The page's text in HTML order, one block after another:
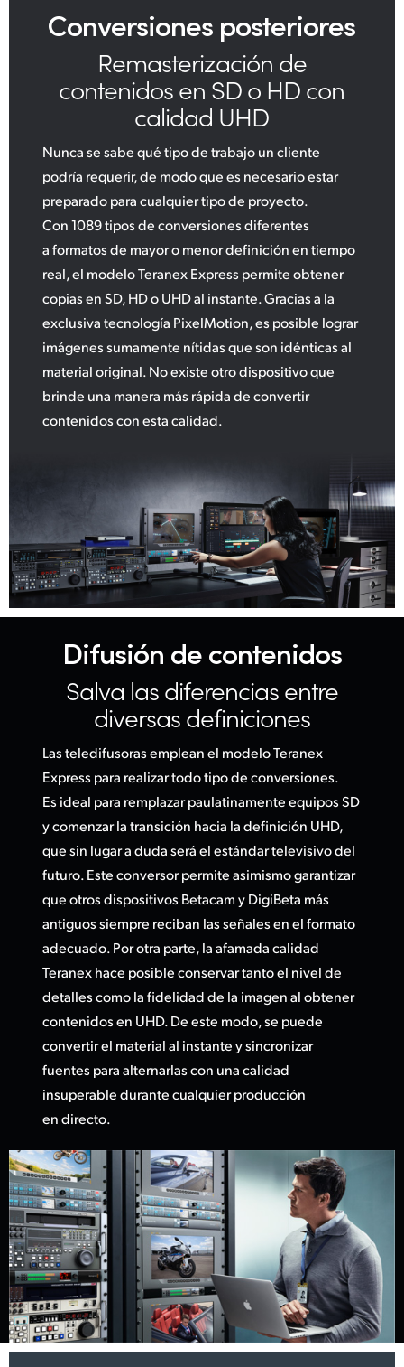
Conversiones posteriores
Remasterización de
contenidosen SD o HD con
calidad UHD
Nunca se sabe qué tipo de trabajo un cliente
podría requerir, de modo que es necesario estar
preparado para cualquier tipo de proyecto.
Con 1089 tipos de conversiones diferentes
a formatos de mayor o menor definición en tiempo
real, el modelo Teranex Express permite obtener
copias en SD, HD o UHD al instante. Gracias a la
exclusiva tecnología PixelMotion, es posible lograr
imágenes sumamente nítidas que son idénticas al
material original. No existe otro dispositivo que
brinde una manera más rápida de convertir
contenidos con esta calidad.
Difusión de contenidos
Salva las diferenciasentre
diversas definiciones
Las teledifusoras emplean el modelo Teranex
Express para realizar todo tipo de conversiones.
Es ideal para remplazar paulatinamente equipos SD
y comenzar la transición hacia la definición UHD,
que sin lugar a duda será el estándar televisivo del
futuro. Este conversor permite asimismo garantizar
que otros dispositivos Betacam y DigiBeta más
antiguos siempre reciban las señales en el formato
adecuado. Por otra parte, la afamada calidad
Teranex hace posible conservar tanto el nivel de
detalles como la fidelidad de la imagen al obtener
contenidos en UHD. De este modo, se puede
convertir el material al instante y sincronizar
fuentes para alternarlas con una calidad
insuperable durante cualquier producción
en directo.